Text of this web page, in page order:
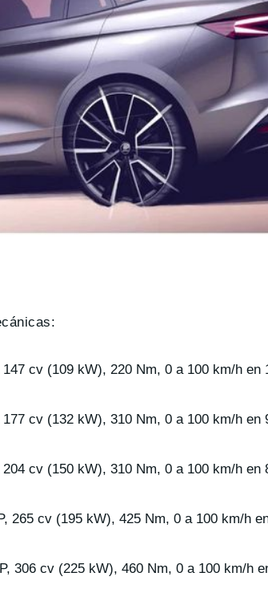
cv (109 kW), 220 Nm, 0 a 100 km/h en
cv (132 kW), 310 Nm, 0 a 100 km/h en
cv (150 kW), 310 Nm, 0 a 100 km/h en
265 cv (195 kW), 425 Nm, 0 a 100 km/h
306 cv (225 kW), 460 Nm, 0 a 100 km/h